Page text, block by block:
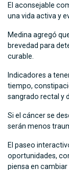
El aconsejable
una vida activa y
Medina agregó
brevedad para
curable.
Indicadores a
tiempo,
sangrado rectal y
Si el cáncer se
serán menos
El paseo
oportunidades,
piensa en